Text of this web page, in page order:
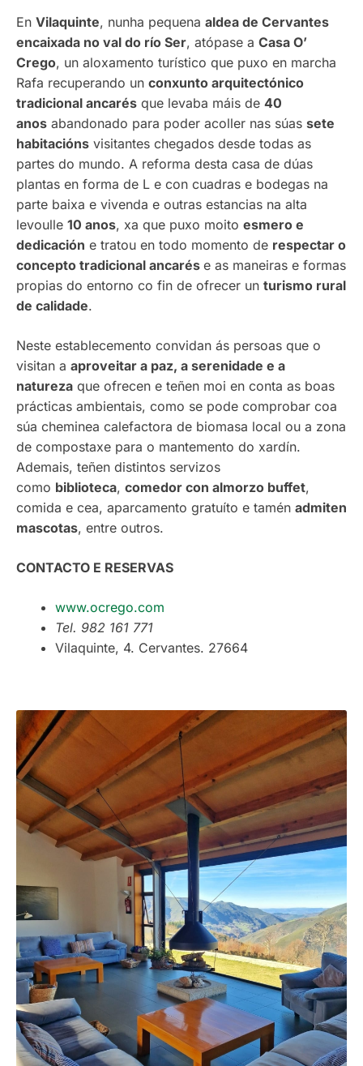
En Vilaquinte, nunha pequena aldea de Cervantes
encaixada no val do río Ser, atópase a Casa O’
Crego, un aloxamento turístico que puxo en marcha
Rafa recuperando un conxunto arquitectónico
tradicional ancarés que levaba máis de 40
anos abandonado para poder acoller nas súas sete
habitacións visitantes chegados desde todas as
partes do mundo. A reforma desta casa de dúas
plantas en forma de L e con cuadras e bodegas na
parte baixa e vivenda e outras estancias na alta
levoulle 10 anos, xa que puxo moito esmero e
dedicación e tratou en todo momento de respectar o
concepto tradicional ancarés e as maneiras e formas
propias do entorno co fin de ofrecer un turismo rural
de calidade.
Neste establecemento convidan ás persoas que o
visitan a aproveitar a paz, a serenidade e a
natureza que ofrecen e teñen moi en conta as boas
prácticas ambientais, como se pode comprobar coa
súa cheminea calefactora de biomasa local ou a zona
de compostaxe para o mantemento do xardín.
Ademais, teñen distintos servizos
como biblioteca, comedor con almorzo buffet,
comida e cea, aparcamento gratuíto e tamén admiten
mascotas, entre outros.
CONTACTO E RESERVAS
www.ocrego.com
Tel. 982 161 771
Vilaquinte, 4. Cervantes. 27664